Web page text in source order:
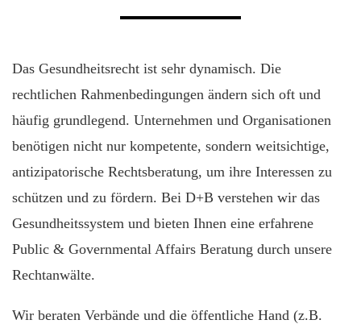
Das Gesundheitsrecht ist sehr dynamisch. Die
rechtlichen Rahmenbedingungen ändern sich oft und
häufig grundlegend. Unternehmen und Organisationen
benötigen nicht nur kompetente, sondern weitsichtige,
antizipatorische Rechtsberatung, um ihre Interessen zu
schützen und zu fördern. Bei D+B verstehen wir das
Gesundheitssystem und bieten Ihnen eine erfahrene
Public & Governmental Affairs Beratung durch unsere
Rechtanwälte.
Wir beraten Verbände und die öffentliche Hand (z.B.